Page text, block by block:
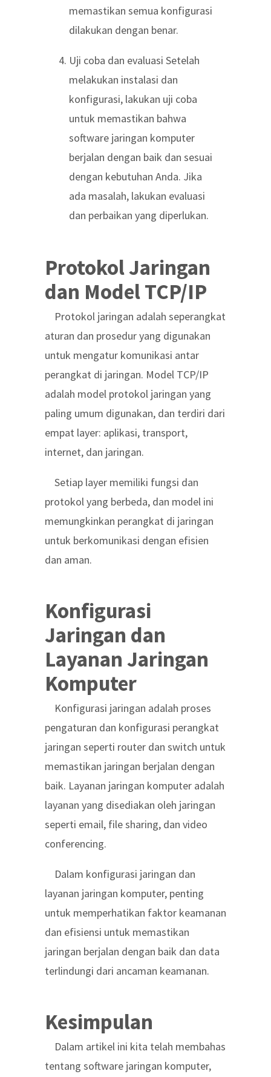
memastikan semua konfigurasi
dilakukan dengan benar.
Uji coba dan evaluasi Setelah
melakukan instalasi dan
konfigurasi, lakukan uji coba
untuk memastikan bahwa
software jaringan komputer
berjalan dengan baik dan sesuai
dengan kebutuhan Anda. Jika
ada masalah, lakukan evaluasi
dan perbaikan yang diperlukan.
Protokol Jaringan
dan Model TCP/IP
Protokol jaringan adalah seperangkat
aturan dan prosedur yang digunakan
untuk mengatur komunikasi antar
perangkat di jaringan. Model TCP/IP
adalah model protokol jaringan yang
paling umum digunakan, dan terdiri dari
empat layer: aplikasi, transport,
internet, dan jaringan.
Setiap layer memiliki fungsi dan
protokol yang berbeda, dan model ini
memungkinkan perangkat di jaringan
untuk berkomunikasi dengan efisien
dan aman.
Konfigurasi
Jaringan dan
Layanan Jaringan
Komputer
Konfigurasi jaringan adalah proses
pengaturan dan konfigurasi perangkat
jaringan seperti router dan switch untuk
memastikan jaringan berjalan dengan
baik. Layanan jaringan komputer adalah
layanan yang disediakan oleh jaringan
seperti email, file sharing, dan video
conferencing.
Dalam konfigurasi jaringan dan
layanan jaringan komputer, penting
untuk memperhatikan faktor keamanan
dan efisiensi untuk memastikan
jaringan berjalan dengan baik dan data
terlindungi dari ancaman keamanan.
Kesimpulan
Dalam artikel ini kita telah membahas
tentang software jaringan komputer,